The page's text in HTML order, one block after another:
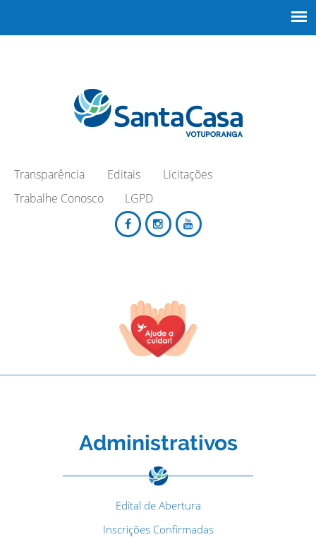
Transparência Editais
Licitações
Trabalhe Conosco
LGPD
Administrativos
Edital de Abertura
Inscrições Confirmadas